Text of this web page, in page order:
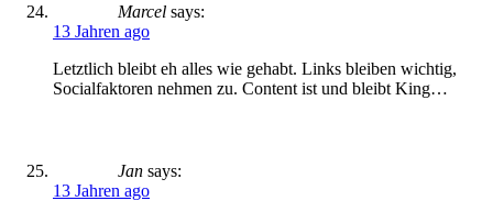
Marcel says:
13 Jahren ago
Letztlich bleibt eh alles wie gehabt. Links bleiben wichtig,
Socialfaktoren nehmen zu. Content ist und bleibt King…
Jan says:
13 Jahren ago